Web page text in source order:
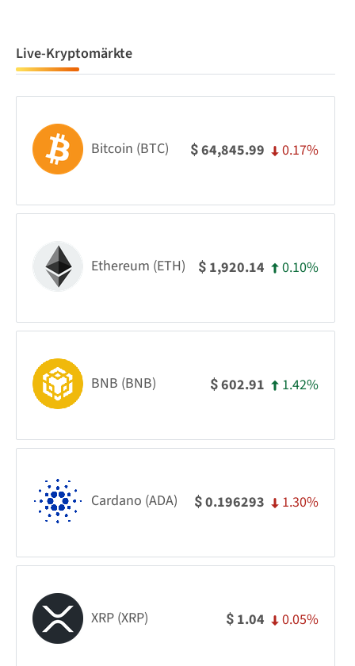
Live-Kryptomärkte
Bitcoin (BTC) $64,845.99 0.17%
Ethereum (ETH) $ 1,920.14 0.10%
BNB (BNB) $602.91 1.42%
Cardano (ADA) $0.196293 1.30%
XRP (XRP) $ 1.04 0.05%